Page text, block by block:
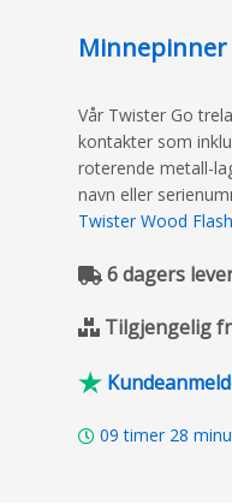
Minnepinner
Vår Twister Go
kontakter som
roterende metall-
navn eller
Twister Wood
6 dagers
Tilgjengelig
09 timer 28